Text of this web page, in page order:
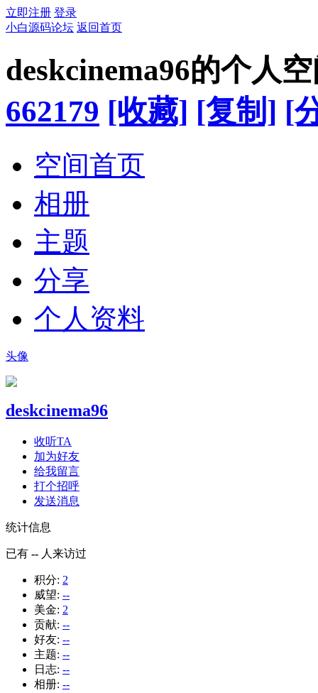
立即注册 登录
小白源码论坛 返回首页
deskcinema96的个人
662179 [收藏] [复制] [
空间首页
相册
主题
分享
个人资料
头像
deskcinema96
收听TA
加为好友
给我留言
打个招呼
发送消息
统计信息
已有 -- 人来访过
积分: 2
威望: --
美金: 2
贡献: --
好友: --
主题: --
日志: --
相册: --